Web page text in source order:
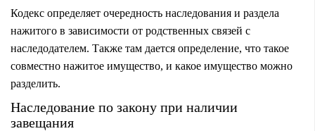
Кодекс определяет очередность наследования и раздела
нажитого в зависимости от родственных связей с
наследодателем. Также там дается определение, что такое
совместно нажитое имущество, и какое имущество можно
разделить.
Наследование по закону при наличии
завещания